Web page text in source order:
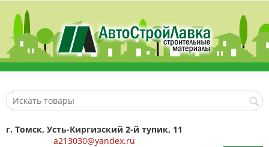
г. Томск, Усть-Киргизский 2-й тупик, 11
a213030@yandex.ru